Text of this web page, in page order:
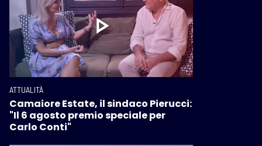
ATTUALITÀ
Camaiore Estate, il sindaco Pierucci:
"Il 6 agosto premio speciale per
Carlo Conti"